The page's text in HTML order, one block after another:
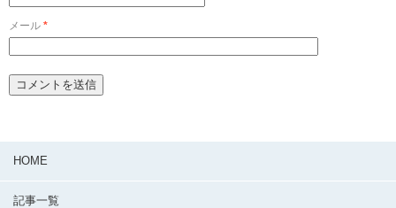
メール *
HOME
記事一覧